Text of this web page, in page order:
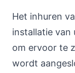
Het inhuren
installatie van
om ervoor te
wordt